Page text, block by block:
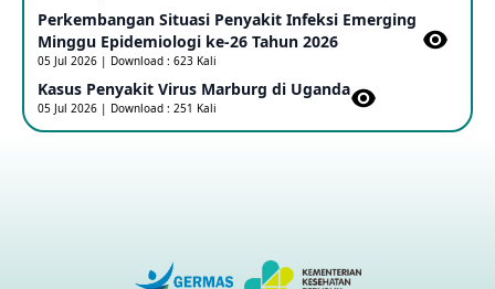
Outbreak Penyakti Ebola di RD Kongo
16 May 2026
Kasus Konfirmasi A(H5NN6) di Cina
Perkembangan Situasi Penyakit Infeksi Emerging
Minggu Epidemiologi ke-26 Tahun 2026
05 Jul 2026 | Download : 623 Kali
Kasus Penyakit Virus Marburg di Uganda
05 Jul 2026 | Download : 251 Kali